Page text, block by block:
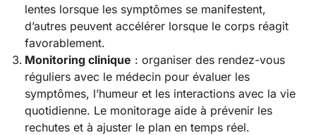
lentes lorsque les symptômes se manifestent,
d’autres peuvent accélérer lorsque le corps réagit
favorablement.
Monitoring clinique : organiser des rendez-vous
réguliers avec le médecin pour évaluer les
symptômes, l’humeur et les interactions avec la vie
quotidienne. Le monitorage aide à prévenir les
rechutes et à ajuster le plan en temps réel.